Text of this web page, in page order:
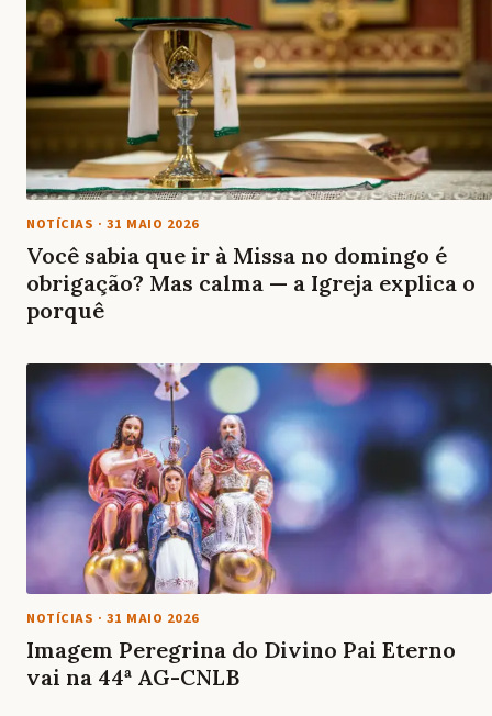
NOTÍCIAS · 31 MAIO 2026
Você sabia que ir à Missa no domingo é
obrigação? Mas calma — a Igreja explica o
porquê
NOTÍCIAS · 31 MAIO 2026
Imagem Peregrina do Divino Pai Eterno
vai na 44ª AG-CNLB